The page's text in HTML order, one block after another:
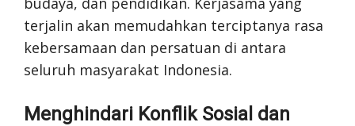
terjalin akan memudahkan terciptanya rasa
kebersamaan dan persatuan di antara
seluruh masyarakat Indonesia.
Menghindari Konflik Sosial dan